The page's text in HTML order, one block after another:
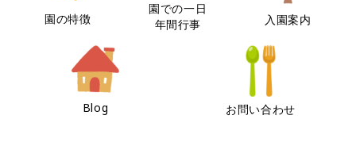
園の特徴
園での一日
年間行事
入園案内
Blog お問い合わせ